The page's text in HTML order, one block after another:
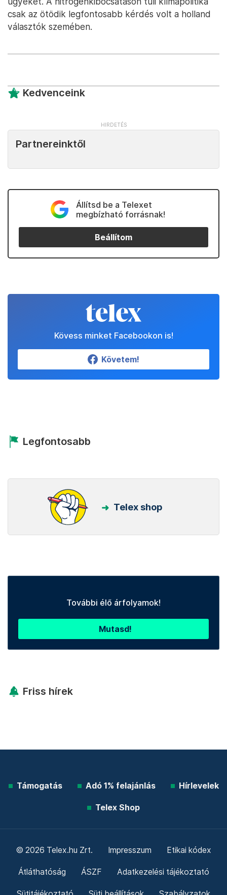
kormány kompetens tagokból áll.”
miniszterét. A második leggyakoribb okként a
kormány kibocsátásellenes lépéseit említették, majd
integrációval, menedékkérőkkel kapcsolatos
ügyeket. A nitrogénkibocsátáson túli klímapolitika
csak az ötödik legfontosabb kérdés volt a holland
Kedvenceink
Állítsd be a Telexet
megbízható forrásnak!
Legfontosabb
Friss hírek